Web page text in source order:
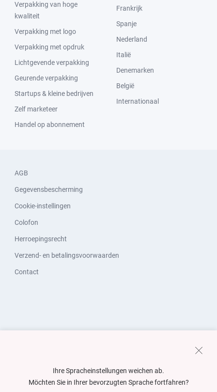
Verpakking van hoge
kwaliteit
Verpakking met logo
Verpakking met opdruk
Lichtgevende verpakking
Geurende verpakking
Startups & kleine bedrijven
Zelf marketeer
Handel op abonnement
Frankrijk
Spanje
Nederland
Italië
Denemarken
België
Internationaal
AGB
Gegevensbescherming
Cookie-instellingen
Colofon
Herroepingsrecht
Verzend- en betalingsvoorwaarden
Contact
Ihre Spracheinstellungen weichen ab.
Möchten Sie in Ihrer bevorzugten Sprache fortfahren?